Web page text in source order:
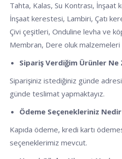
Tahta, Kalas, Su Kontrası, İnşaat
İnşaat kerestesi, Lambiri, Çatı
Çivi çeşitleri, Onduline levha ve
Membran, Dere oluk malzemeleri
Sipariş Verdiğim Ürünler Ne
Siparişiniz istediğiniz günde
günde teslimat yapmaktayız.
Ödeme Seçenekleriniz Nedir
Kapıda ödeme, kredi kartı
seçeneklerimiz mevcut.